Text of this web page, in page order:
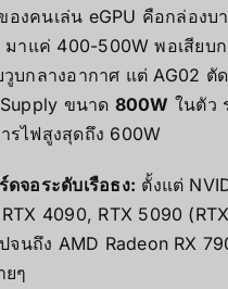
งคนเล่น eGPU คือกล่องบ
มาแค่ 400-500W พอเสียบ
วูบกลางอากาศ แต่ AG02
ขนาด 800W ในตัว
รไฟสูงสุดถึง 600W
ดจอระดับเรือธง: ตั้งแต่
4090, RTX 5090
จนถึง AMD Radeon RX
ยๆ